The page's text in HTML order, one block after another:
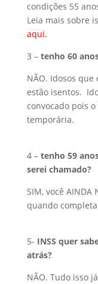
condições 55
Leia mais sobre
aqui.
3 – tenho 60
NÃO. Idosos
estão isentos.
convocado pois
temporária.
4 – tenho 59
serei chamado?
SIM, você AINDA
quando
5- INSS quer
atrás?
NÃO. Tudo isso